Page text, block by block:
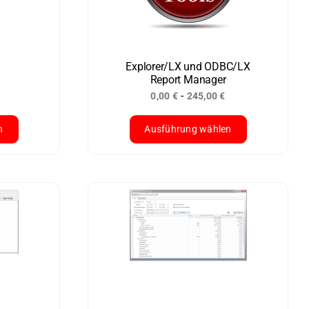
Optionen
können
der
Produktseite
gewählt
werden
Explorer/LX und ODBC/LX
Report Manager
0,00 €- 245,00€
Ausführung wählen
weist
mehrere
Varianten
auf.
Die